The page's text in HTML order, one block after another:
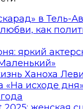
в Тель-
как
яркий
Ханоха
«На исходе